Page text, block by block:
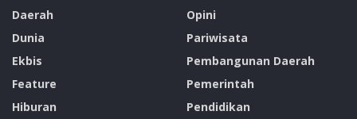
Daerah
Dunia
Ekbis
Feature
Hiburan
Opini
Pariwisata
Pembangunan Daerah
Pemerintah
Pendidikan